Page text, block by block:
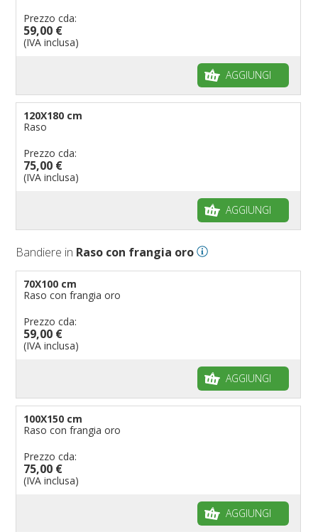
Prezzo cda:
59,00 €
(IVA inclusa)
AGGIUNGI
120X180 cm
Raso
Prezzo cda:
75,00 €
(IVA inclusa)
AGGIUNGI
Bandiere in Raso con frangia oro
70X100 cm
Raso con frangia oro
Prezzo cda:
59,00 €
(IVA inclusa)
AGGIUNGI
100X150 cm
Raso con frangia oro
Prezzo cda:
75,00 €
(IVA inclusa)
AGGIUNGI